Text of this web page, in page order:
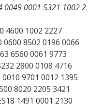
0049 0001 5321 1002 2
4600 1002 2227
0600 8502 0196 0066
6560 0061 9773
2800 0108 4716
9701 0012 1395
8020 2205 3421
1491 0001 2130